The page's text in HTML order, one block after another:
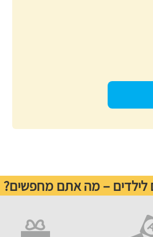
לילדים – מה אתם מחפשים?